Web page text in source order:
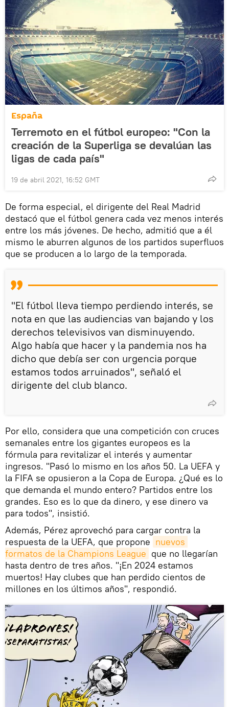
España
Terremoto en el fútbol europeo: "Con la
creación de la Superliga se devalúan las
ligas de cada país"
19 de abril 2021, 16:52 GMT
De forma especial, el dirigente del Real Madrid
destacó que el fútbol genera cada vez menos interés
entre los más jóvenes. De hecho, admitió que a él
mismo le aburren algunos de los partidos superfluos
que se producen a lo largo de la temporada.
"El fútbol lleva tiempo perdiendo interés, se
nota en que las audiencias van bajando y los
derechos televisivos van disminuyendo.
Algo había que hacer y la pandemia nos ha
dicho que debía ser con urgencia porque
estamos todos arruinados", señaló el
dirigente del club blanco.
Por ello, considera que una competición con cruces
semanales entre los gigantes europeos es la
fórmula para revitalizar el interés y aumentar
ingresos. "Pasó lo mismo en los años 50. La UEFA y
la FIFA se opusieron a la Copa de Europa. ¿Qué es lo
que demanda el mundo entero? Partidos entre los
grandes. Eso es lo que da dinero, y ese dinero va
para todos", insistió.
Además, Pérez aprovechó para cargar contra la
respuesta de la UEFA, que propone nuevos
formatos de la Champions League que no llegarían
hasta dentro de tres años. "¡En 2024 estamos
muertos! Hay clubes que han perdido cientos de
millones en los últimos años", respondió.